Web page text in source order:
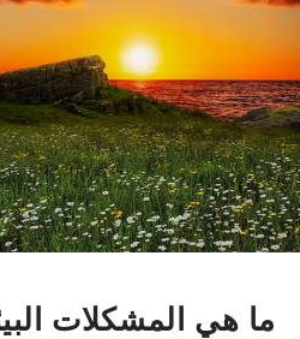
ما هي المشكلات